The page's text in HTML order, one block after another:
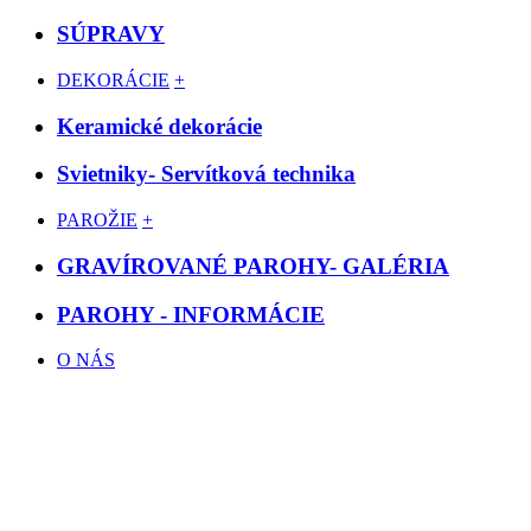
SÚPRAVY
DEKORÁCIE +
Keramické dekorácie
Svietniky- Servítková technika
PAROŽIE +
GRAVÍROVANÉ PAROHY- GALÉRIA
PAROHY - INFORMÁCIE
O NÁS